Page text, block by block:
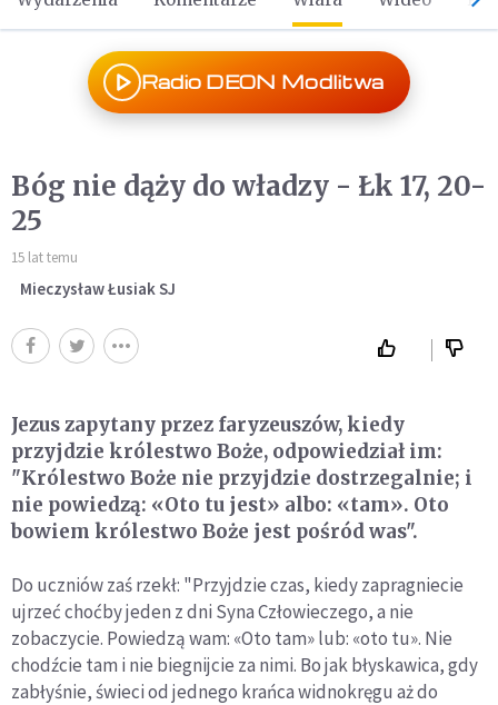
Radio DEON Modlitwa
Bóg nie dąży do władzy - Łk 17, 20-
25
15 lat temu
Mieczysław Łusiak SJ
Jezus zapytany przez faryzeuszów, kiedy
przyjdzie królestwo Boże, odpowiedział im:
"Królestwo Boże nie przyjdzie dostrzegalnie; i
nie powiedzą: «Oto tu jest» albo: «tam». Oto
bowiem królestwo Boże jest pośród was".
Do uczniów zaś rzekł: "Przyjdzie czas, kiedy zapragniecie
ujrzeć choćby jeden z dni Syna Człowieczego, a nie
zobaczycie. Powiedzą wam: «Oto tam» lub: «oto tu». Nie
chodźcie tam i nie biegnijcie za nimi. Bo jak błyskawica, gdy
zabłyśnie, świeci od jednego krańca widnokręgu aż do